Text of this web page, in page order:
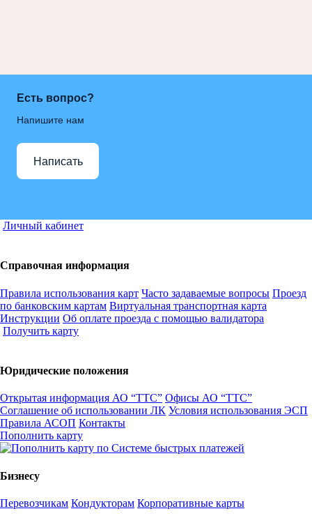
Есть вопрос?
Напишите нам
Написать
Личный кабинет
Справочная информация
Правила использования карт Часто задаваемые вопросы Проезд
по банковским картам Виртуальная транспортная карта
Инструкции Об оплате проезда с помощью валидатора
Получить карту
Юридические положения
Открытая информация АО “ТТС” Офисы АО “ТТС”
Соглашение об использовании ЛК Условия использования ЭСП
Правила АСОП Контакты
Пополнить карту
Бизнесу
Перевозчикам Кондукторам Корпоративные карты